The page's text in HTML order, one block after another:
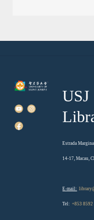
USJ
Estrada
14-17, Macau,
E-mail:
Tel: +853 8592